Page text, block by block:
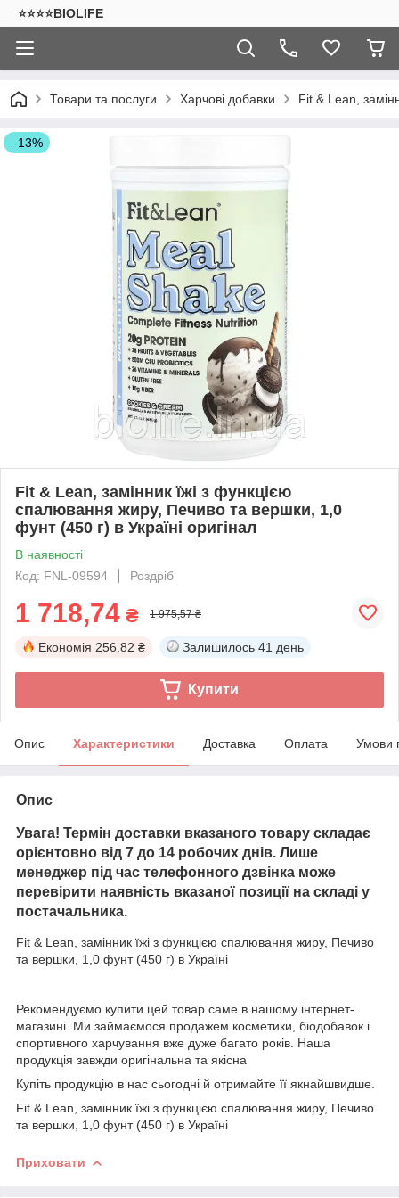
⭐⭐⭐⭐BIOLIFE
Товари та послуги Харчові добавки Fit & Lean,
–13%
Fit & Lean, замінник їжі з функцією
спалювання жиру, Печиво та вершки, 1,0
фунт (450 г) в Україні оригінал
В наявності
Код: FNL-09594
Роздріб
1 718,74 ₴ 1 975,57 ₴
Економія 256.82 ₴ Залишилось 41 день
Купити
Опис Характеристики Доставка Оплата Умови
Опис
Увага! Термін доставки вказаного товару складає
орієнтовно від 7 до 14 робочих днів. Лише
менеджер під час телефонного дзвінка може
перевірити наявність вказаної позиції на складі у
постачальника.
Fit & Lean, замінник їжі з функцією спалювання жиру, Печиво
та вершки, 1,0 фунт (450 г) в Україні
Рекомендуємо купити цей товар саме в нашому інтернет-
магазині. Ми займаємося продажем косметики, біодобавок і
спортивного харчування вже дуже багато років. Наша
продукція завжди оригінальна та якісна
Купіть продукцію в нас сьогодні й отримайте її якнайшвидше.
Fit & Lean, замінник їжі з функцією спалювання жиру, Печиво
та вершки, 1,0 фунт (450 г) в Україні
Приховати